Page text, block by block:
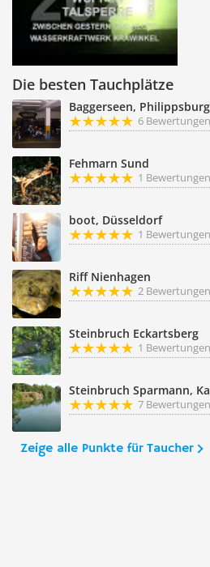
Die besten Tauchplätze
Baggerseen,
6 Bewertungen
Fehmarn Sund
1 Bewertungen
boot, Düsseldorf
1 Bewertungen
Riff Nienhagen
2 Bewertungen
Steinbruch Eckartsberg
1 Bewertungen
Steinbruch Sparmann,
7 Bewertungen
Zeige alle Punkte für Taucher